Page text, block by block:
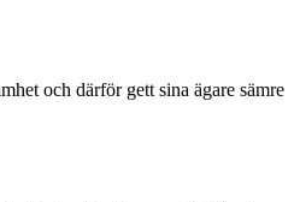
och därför gett sina ägare sämre